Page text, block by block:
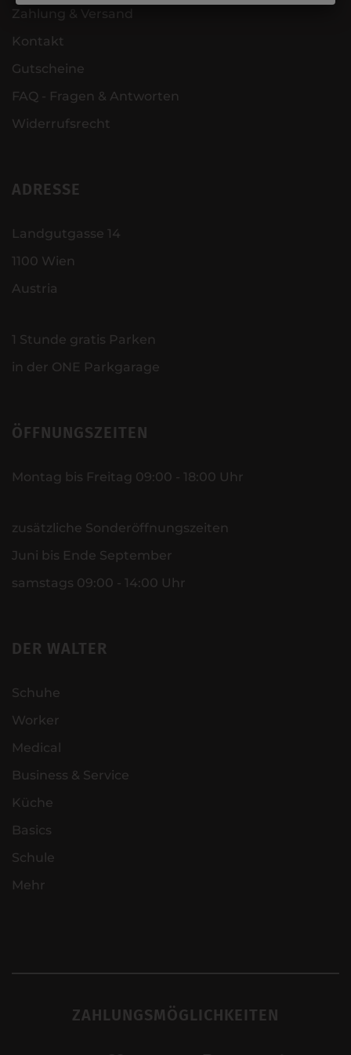
Zahlung & Versand
Kontakt
Gutscheine
FAQ - Fragen & Antworten
Widerrufsrecht
ADRESSE
Landgutgasse 14
1100 Wien
Austria
1 Stunde gratis Parken
in der ONE Parkgarage
ÖFFNUNGSZEITEN
Montag bis Freitag 09:00 - 18:00 Uhr
zusätzliche Sonderöffnungszeiten
Juni bis Ende September
samstags 09:00 - 14:00 Uhr
DER WALTER
Schuhe
Worker
Medical
Business & Service
Küche
Basics
Schule
Mehr
ZAHLUNGSMÖGLICHKEITEN